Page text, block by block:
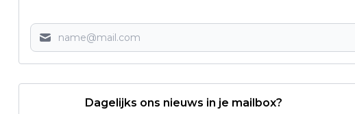
Dagelijks ons nieuws in je mailbox?